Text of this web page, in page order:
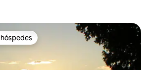
preferidos dos hóspedes